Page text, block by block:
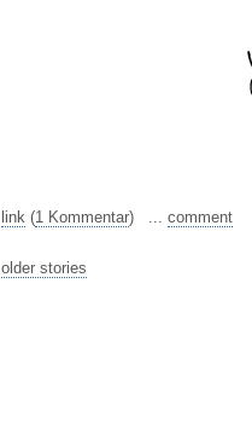
link (1 Kommentar) ... comment
older stories